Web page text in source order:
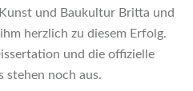
und Baukultur Britta und
herzlich zu diesem Erfolg.
und die offizielle
stehen noch aus.